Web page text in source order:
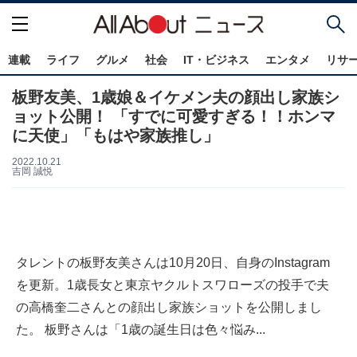
連載 ライフ グルメ 社会 IT・ビジネス エンタメ リサ
板野友美、1歳娘＆イケメン夫の顔出し家族シ
ョット公開！ 「すでに可愛すぎる！！ホンマ
に天使」「もはや家族推し」
2022.10.21
吉岡 誠悦
タレントの板野友美さんは10月20日、自身のInstagram
を更新。1歳長女と東京ヤクルトスワローズの投手で夫
の高橋奎二さんとの顔出し家族ショットを公開しまし
た。 板野さんは「1歳の誕生日は色々悩み...